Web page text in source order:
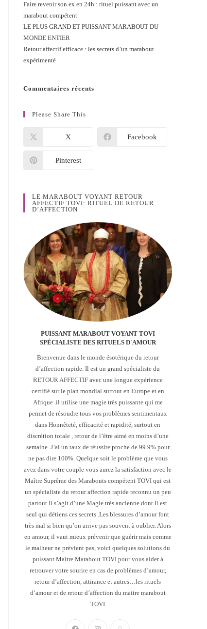
Faire revenir son ex en 24h : rituel puissant avec un
marabout compétent
LE PLUS GRAND ET PUISSANT MARABOUT DU
MONDE ENTIER
Retour affectif efficace : les secrets d’un marabout
expérimenté
Commentaires récents
Please Share This
X Facebook
Pinterest
LE MARABOUT VOYANT RETOUR
AFFECTIF TOVI: RITUEL DE RETOUR
D’AFFECTION
PUISSANT MARABOUT VOYANT TOVI
SPÉCIALISTE DES RITUELS D'AMOUR
Bienvenue dans le monde ésotérique du retour
d’affection rapide. Il est un grand spécialiste du
RETOUR AFFECTIF avec une longue expérience
certifié sur le plan mondial surtout en Europe et en
Afrique .il utilise une magie très puissante qui me
permet de résoudre tous vos problèmes sentimentaux
dans Honnêteté, efficacité et rapidité, surtout en
discrétion totale , retour de l’être aimé en moins d’une
semaine. J’ai un taux de réussite proche de 99.9% pour
ne pas dire 100%. Quelque soit le problème que vous
avez dans votre couple vous aurez la satisfaction avec le
Maître Suprême des Marabouts compétent TOVI qui est
un spécialiste du retour affection rapide reconnu un peu
partout Il s’agit d’une Magie très ancienne dont Il est
seul qui détiens ces secrets .Les blessures d’amour font
très mal si bien qu’on arrive pas souvent à oublier. Alors
en amour, il vaut mieux prévenir que guérir mais comme
le malheur ne prévient pas, voici quelques solutions du
puissant Maitre Marabout TOVI pour vous aider à
retrouver votre sourire en cas de problèmes d’amour,
retour d’affection, attirance et autres…les rituels
d’amour et de retour d’affection du maitre marabout
TOVI